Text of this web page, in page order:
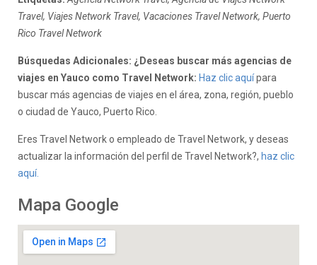
Travel, Viajes Network Travel, Vacaciones Travel Network, Puerto
Rico Travel Network
Búsquedas Adicionales: ¿Deseas buscar más agencias de
viajes en Yauco como Travel Network: Haz clic aquípara
buscar más agencias de viajes en el área, zona, región, pueblo
o ciudad de Yauco, Puerto Rico.
Eres Travel Network o empleado de Travel Network, y deseas
actualizar la información del perfil de Travel Network?, haz clic
aquí.
Mapa Google